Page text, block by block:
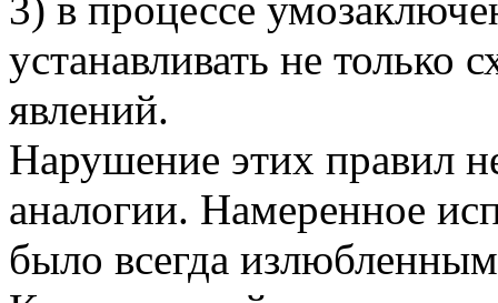
устанавливать не только
явлений.
Нарушение этих правил
аналогии. Намеренное
было всегда